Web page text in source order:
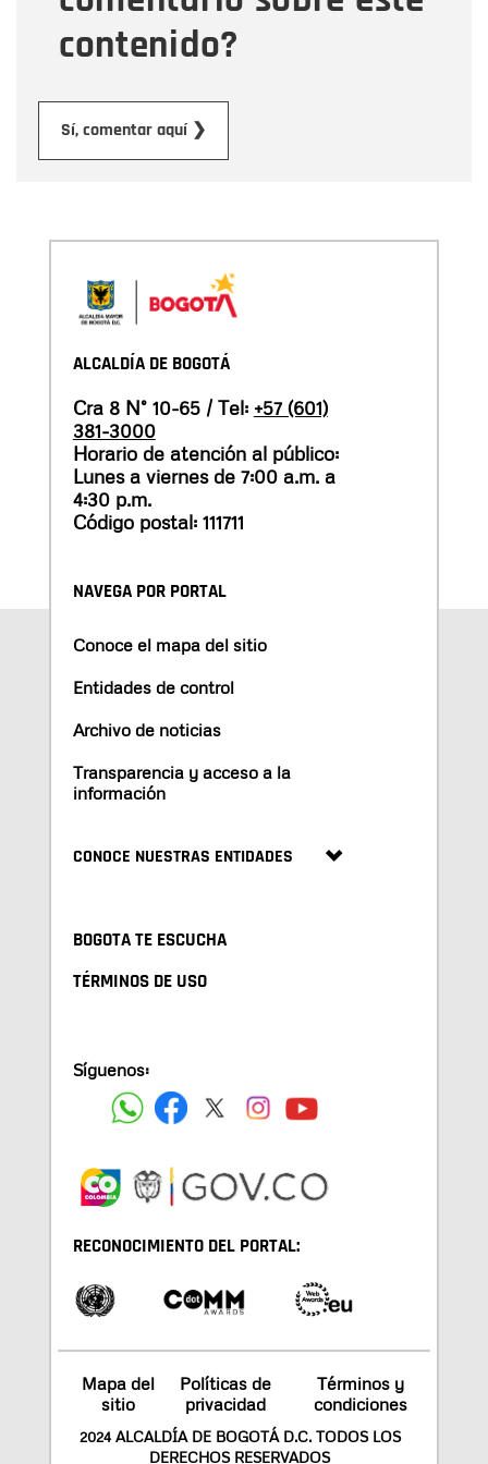
contenido?
Sí, comentar aquí ❯
ALCALDÍA DE BOGOTÁ
Cra 8 N° 10-65 / Tel: +57 (601)
381-3000
Horario de atención al público:
Lunes a viernes de 7:00 a.m. a
4:30 p.m.
Código postal: 111711
NAVEGA POR PORTAL
Conoce el mapa del sitio
Entidades de control
Archivo de noticias
Transparencia y acceso a la
información
CONOCE NUESTRAS ENTIDADES
BOGOTA TE ESCUCHA
TÉRMINOS DE USO
Síguenos:
RECONOCIMIENTO DEL PORTAL:
Mapa del
sitio
Políticas de
privacidad
Términos y
condiciones
2024 ALCALDÍA DE BOGOTÁ D.C. TODOS LOS
DERECHOS RESERVADOS